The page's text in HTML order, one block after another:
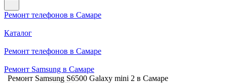
Ремонт телефонов в Самаре
Каталог
Ремонт телефонов в Самаре
Ремонт Samsung в Самаре
Ремонт Samsung S6500 Galaxy mini 2 в Самаре